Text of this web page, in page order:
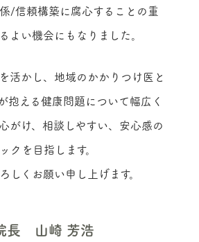
/信頼構築に腐心することの重
よい機会にもなりました。
活かし、地域のかかりつけ医と
抱える健康問題について幅広く
がけ、相談しやすい、安心感の
クを目指します。
しくお願い申し上げます。
長 山崎 芳浩